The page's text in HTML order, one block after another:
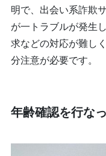
明で、出会い系詐欺
が一トラブルが発生
求などの対応が難し
分注意が必要です。
年齢確認を行な